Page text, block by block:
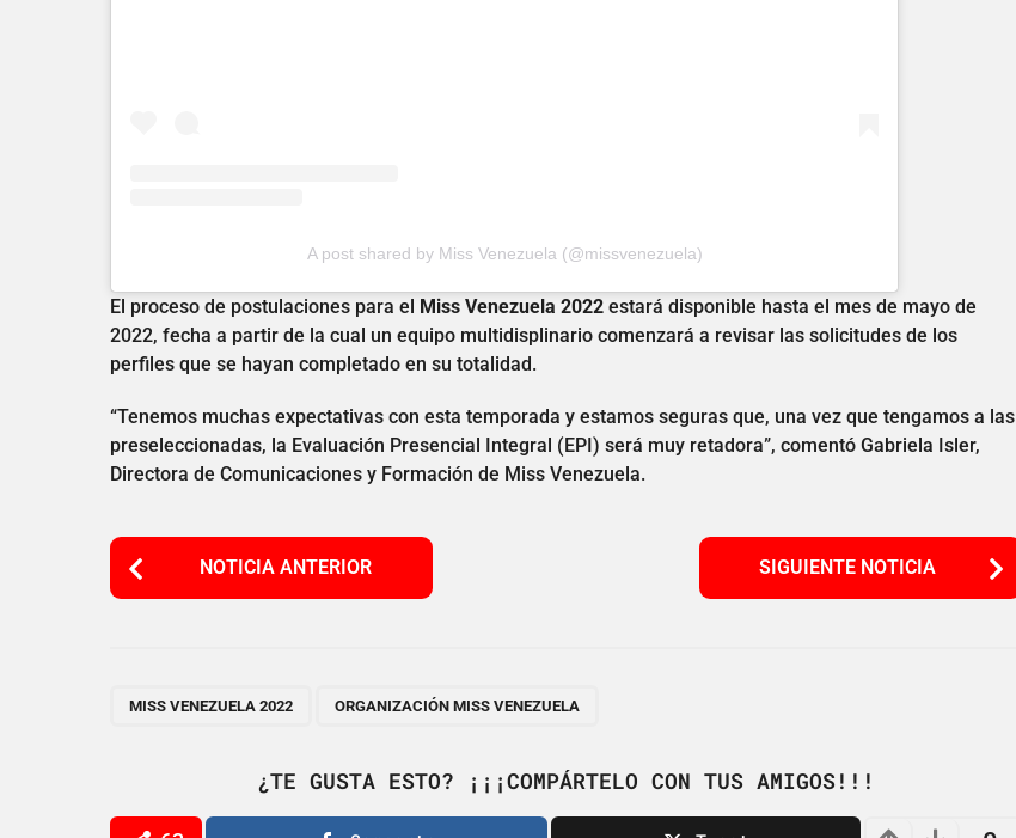
A post shared by Miss Venezuela (@missvenezuela)
El proceso de postulaciones para el Miss Venezuela 2022 estará disponible hasta el mes de mayo de
2022, fecha a partir de la cual un equipo multidisplinario comenzará a revisar las solicitudes de los
perfiles que se hayan completado en su totalidad.
“Tenemos muchas expectativas con esta temporada y estamos seguras que, una vez que tengamos a las
preseleccionadas, la Evaluación Presencial Integral (EPI) será muy retadora”, comentó Gabriela Isler,
Directora de Comunicaciones y Formación de Miss Venezuela.
P
o
P
i
NOTICIA ANTERIOR SIGUIENTE NOTICIA
MISS VENEZUELA 2022 ORGANIZACIÓN MISS VENEZUELA
¿TE GUSTA ESTO? ¡¡¡COMPÁRTELO CON TUS AMIGOS!!!